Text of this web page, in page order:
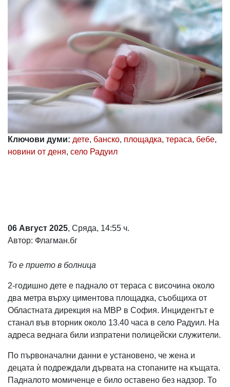
Василев,
email:
v.vasilev@flagman.bg
Катя
Касабова,
еmail:k.kassabova@flagman.bg
Главен
редактор:
Иван
Колев,
email:
от
читателите
и
не
отговорност
за
тях!
Ако
обиден
за
коментар,
сигнализирайте
ни!
Ключови думи: дете, банско, площадка, тераса, бебе,
новини от деня, село Радуил
06 Август 2025, Сряда, 14:55 ч.
Автор: Флагман.бг
То е прието в болница
2-годишно дете е паднало от тераса с височина около
два метра върху циментова площадка, съобщиха от
Областната дирекция на МВР в София. Инцидентът е
станал във вторник около 13.40 часа в село Радуил. На
адреса веднага били изпратени полицейски служители.
По първоначални данни е установено, че жена и
децата ѝ подреждали дървата на стопаните на къщата.
Падналото момиченце е било оставено без надзор. То